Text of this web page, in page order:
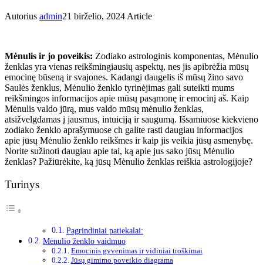
Autorius admin21 birželio, 2024 Article
Mėnulis ir jo poveikis: Zodiako astrologinis komponentas, Mėnulio
ženklas yra vienas reikšmingiausių aspektų, nes jis apibrėžia mūsų
emocinę būseną ir svajones. Kadangi daugelis iš mūsų žino savo
Saulės ženklus, Mėnulio ženklo tyrinėjimas gali suteikti mums
reikšmingos informacijos apie mūsų pasąmonę ir emocinį aš. Kaip
Mėnulis valdo jūrą, mus valdo mūsų mėnulio ženklas,
atsižvelgdamas į jausmus, intuiciją ir saugumą. Išsamiuose kiekvieno
zodiako ženklo aprašymuose ch galite rasti daugiau informacijos
apie jūsų Mėnulio ženklo reikšmes ir kaip jis veikia jūsų asmenybę.
Norite sužinoti daugiau apie tai, ką apie jus sako jūsų Mėnulio
ženklas? Pažiūrėkite, ką jūsų Mėnulio ženklas reiškia astrologijoje?
Turinys
Pagrindiniai patiekalai:
Mėnulio ženklo vaidmuo
Emocinis gyvenimas ir vidiniai troškimai
Jūsų gimimo poveikio diagrama